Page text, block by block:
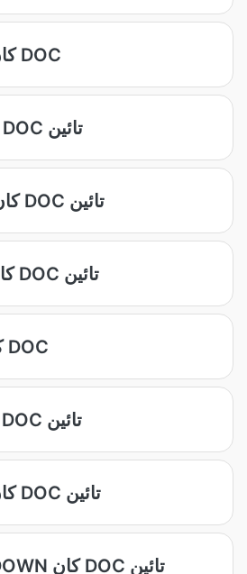
EPUB کان DOC
GIF کان DOC تائين
HTML کان DOC تائين
JPEG کان DOC تائين
JPG کان DOC
MD کان DOC تائين
MOBI کان DOC تائين
MARKDOWN کان DOC تائين